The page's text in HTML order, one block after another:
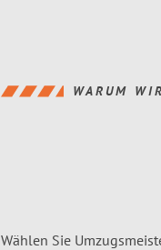
WARUM
Wählen Sie